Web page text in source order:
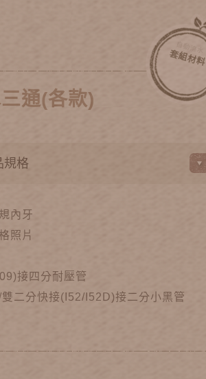
自動澆水
套組材料
通(各款)
內牙
照片
接四分耐壓管
二分快接(I52/I52D)接二分小黑管